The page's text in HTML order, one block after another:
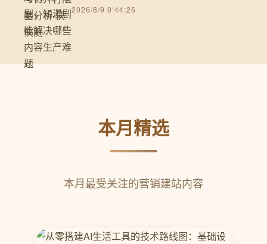
2026/8/9 0:44:26
本月精选
本月最受关注的营销建站内容